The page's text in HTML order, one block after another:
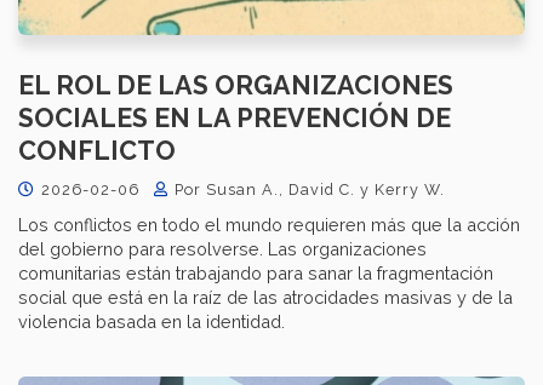
EL ROL DE LAS ORGANIZACIONES
SOCIALES EN LA PREVENCIÓN DE
CONFLICTO
2026-02-06 Por Susan A., David C. y Kerry W.
Los conflictos en todo el mundo requieren más que la acción
del gobierno para resolverse. Las organizaciones
comunitarias están trabajando para sanar la fragmentación
social que está en la raíz de las atrocidades masivas y de la
violencia basada en la identidad.